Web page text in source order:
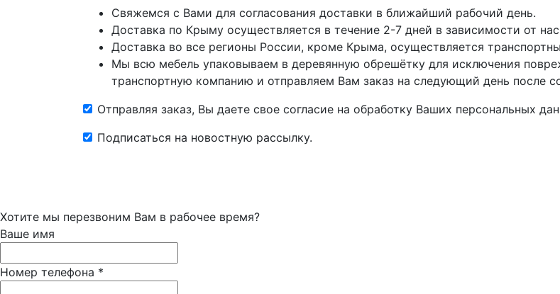
Свяжемся с Вами для согласования доставки в ближайший рабочий день.
Доставка по Крыму осуществляется в течение 2-7 дней в зависимости от
Доставка во все регионы России, кроме Крыма, осуществляется
Мы всю мебель упаковываем в деревянную обрешётку для исключения
транспортную компанию и отправляем Вам заказ на следующий день после
Отправляя заказ, Вы даете свое согласие на обработку Ваших персональных
Подписаться на новостную рассылку.
Хотите мы перезвоним Вам в рабочее время?
Ваше имя
Номер телефона *